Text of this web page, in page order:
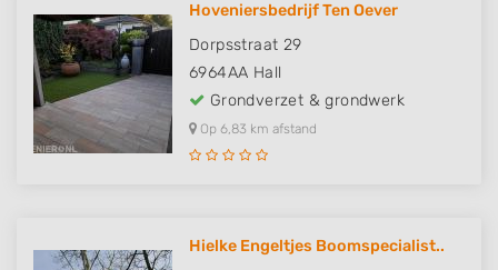
Hoveniersbedrijf Ten Oever
Dorpsstraat 29
6964AA Hall
Grondverzet & grondwerk
Op 6,83 km afstand
Hielke Engeltjes Boomspecialist..